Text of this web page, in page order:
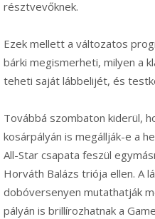
résztvevőknek.
Ezek mellett a változatos
bárki megismerheti, milyen a
teheti saját lábbelijét, és
Továbbá szombaton kiderül,
kosárpályán is megállják-e a
All-Star csapata feszül
Horváth Balázs triója ellen. A
dobóversenyen mutathatják
pályán is brillírozhatnak a